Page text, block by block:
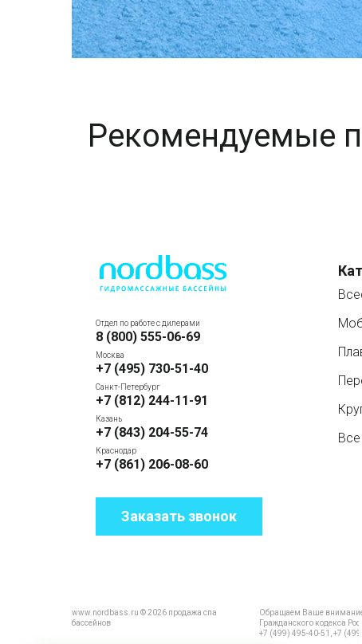
Рекомендуемые
Отдел по работе с дилерами
8 (800) 555-06-69
Москва
+7 (495) 730-51-40
Санкт-Петербург
+7 (812) 244-11-91
Казань
+7 (843) 204-55-74
Краснодар
+7 (861) 206-08-60
Заказать звонок
www.nordbass.ru © 2026 продажа спа
бассейнов
Обращаем Ваше внимание
Гражданского кодекса
+7 (499) 495-40-51, +7